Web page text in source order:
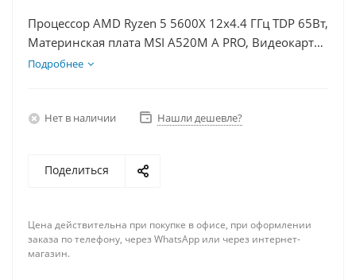
Процессор AMD Ryzen 5 5600X 12x4.4 ГГц TDP 65Вт,
Материнская плата MSI A520M A PRO, Видеокарта
RX 7900XTX 24Гб, Память DDR4 16Gb, Диски SSD
Подробнее
Нет в наличии Нашли дешевле?
Поделиться
Цена действительна при покупке в офисе, при оформлении
заказа по телефону, через WhatsApp или через интернет-
магазин.